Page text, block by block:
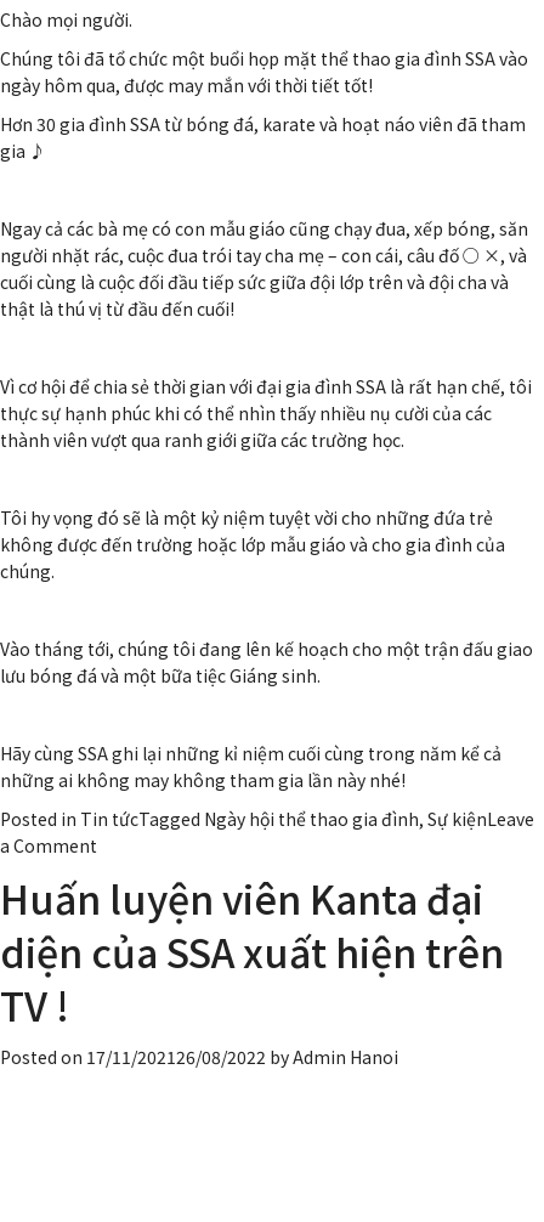
Chào mọi người.
Chúng tôi đã tổ chức một buổi họp mặt thể thao gia đình SSA vào
ngày hôm qua, được may mắn với thời tiết tốt!
Hơn 30 gia đình SSA từ bóng đá, karate và hoạt náo viên đã tham
gia ♪
Ngay cả các bà mẹ có con mẫu giáo cũng chạy đua, xếp bóng, săn
người nhặt rác, cuộc đua trói tay cha mẹ – con cái, câu đố ○ ×, và
cuối cùng là cuộc đối đầu tiếp sức giữa đội lớp trên và đội cha và
thật là thú vị từ đầu đến cuối!
Vì cơ hội để chia sẻ thời gian với đại gia đình SSA là rất hạn chế, tôi
thực sự hạnh phúc khi có thể nhìn thấy nhiều nụ cười của các
thành viên vượt qua ranh giới giữa các trường học.
Tôi hy vọng đó sẽ là một kỷ niệm tuyệt vời cho những đứa trẻ
không được đến trường hoặc lớp mẫu giáo và cho gia đình của
chúng.
Vào tháng tới, chúng tôi đang lên kế hoạch cho một trận đấu giao
lưu bóng đá và một bữa tiệc Giáng sinh.
Hãy cùng SSA ghi lại những kỉ niệm cuối cùng trong năm kể cả
những ai không may không tham gia lần này nhé!
Posted in Tin tứcTagged Ngày hội thể thao gia đình, Sự kiệnLeave
a Comment
hội
thao
gia
!
Huấn luyện viên Kanta đại
diện của SSA xuất hiện trên
TV !
Posted on 17/11/202126/08/2022 byAdmin Hanoi